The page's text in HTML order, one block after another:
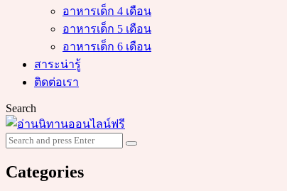
อาหารเด็ก 4 เดือน
อาหารเด็ก 5 เดือน
อาหารเด็ก 6 เดือน
สาระน่ารู้
ติดต่อเรา
Search
Search
for:
Search
Categories